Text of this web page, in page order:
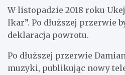
W listopadzie 2018 roku
Ikar”. Po dłuższej przerwie
deklaracja powrotu.
Po dłuższej przerwie
muzyki, publikując nowy